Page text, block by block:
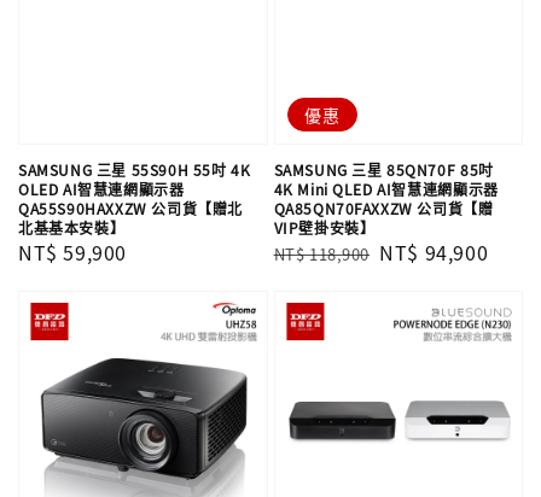
SAMSUNG 三星 55S90H 55吋 4K
OLED AI智慧連網顯示器
QA55S90HAXXZW 公司貨【贈北
北基基本安裝】
Regular
NT$ 59,900
優惠
SAMSUNG 三星 85QN70F 85吋
4K Mini QLED AI智慧連網顯示器
QA85QN70FAXXZW 公司貨【贈
VIP壁掛安裝】
Regular
NT$ 118,900 Sale
NT$ 94,900